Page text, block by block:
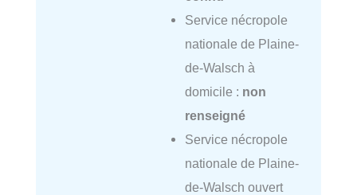
Service nécropole
nationale de Plaine-
de-Walsch à
domicile : non
renseigné
Service nécropole
nationale de Plaine-
de-Walsch ouvert